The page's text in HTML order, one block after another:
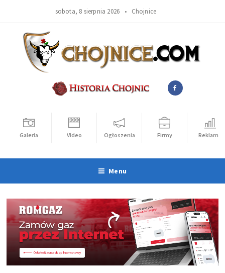
sobota, 8 sierpnia 2026 • Chojnice
Galeria Video Ogłoszenia Firmy Reklama
Menu